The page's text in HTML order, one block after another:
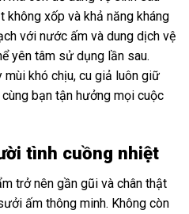
xốp và khả năng kháng
với nước ấm và dung dịch vệ
yên tâm sử dụng lần sau.
mùi khó chịu, cu giả luôn giữ
bạn tận hưởng mọi cuộc
tình cuồng nhiệt
trở nên gần gũi và chân thật
ấm thông minh. Không còn